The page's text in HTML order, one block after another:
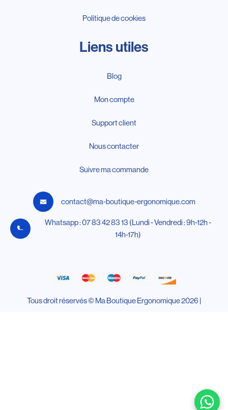
Politique de cookies
Liens utiles
Blog
Mon compte
Support client
Nous contacter
Suivre ma commande
contact@ma-boutique-ergonomique.com
Whatsapp : 07 83 42 83 13 (Lundi - Vendredi : 9h-12h -
14h-17h)
Tous droit réservés © Ma Boutique Ergonomique 2026 |